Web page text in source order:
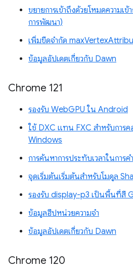
ขยายการเข้าถึงด้วยโหมดความเ
การพัฒนา)
เพิ่มขีดจำกัด
ข้อมูลอัปเดตเกี่ยวกับ Dawn
Chrome 121
รองรับ WebGPU ใน Android
ใช้ DXC แทน FXC สำหรับการ
Windows
การค้นหาการประทับเวลาในกา
จุดเริ่มต้นเริ่มต้นสำหรับโมดูล
รองรับ display-p3 เป็นพื้นที่สี
ข้อมูลฮีปหน่วยความจำ
ข้อมูลอัปเดตเกี่ยวกับ Dawn
Chrome 120